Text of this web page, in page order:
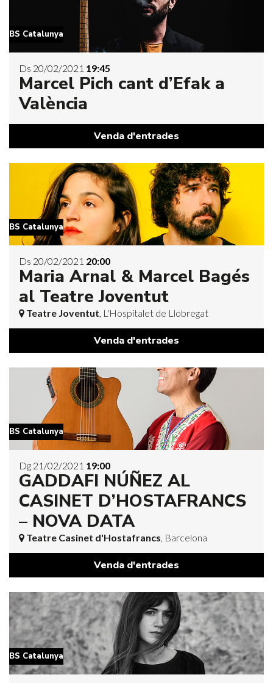
BS Catalunya
Ds 20/02/2021 19:45
Marcel Pich cant d’Efak a
València
Venda d'entrades
BS Catalunya
Ds 20/02/2021 20:00
Maria Arnal & Marcel Bagés
al Teatre Joventut
Teatre Joventut, L'Hospitalet de Llobregat
Venda d'entrades
BS Catalunya
Dg 21/02/2021 19:00
GADDAFI NÚÑEZ AL
CASINET D’HOSTAFRANCS
– NOVA DATA
Teatre Casinet d'Hostafrancs, Barcelona
Venda d'entrades
BS Catalunya